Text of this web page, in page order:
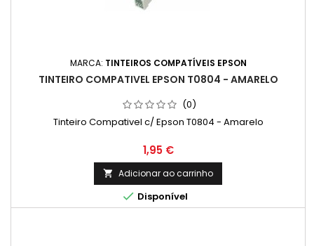
MARCA: TINTEIROS COMPATÍVEIS EPSON
TINTEIRO COMPATIVEL EPSON T0804 - AMARELO
(0)
Tinteiro Compativel c/ Epson T0804 - Amarelo
Preço
1,95 €
 Adicionar ao carrinho
 Disponível